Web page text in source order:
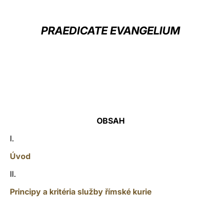
PRAEDICATE EVANGELIUM
OBSAH
I.
Úvod
II.
Principy a kritéria služby římské kurie